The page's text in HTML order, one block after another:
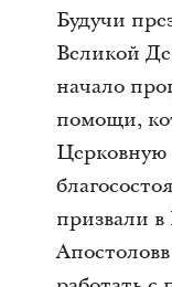
Будучи
Великой
начало
помощи,
Церковную
призвали